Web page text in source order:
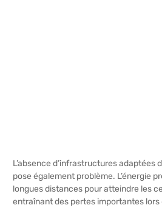
L’absence d’infrastructures adaptées
pose également problème. L’énergie
longues distances pour atteindre les
entraînant des pertes importantes lors